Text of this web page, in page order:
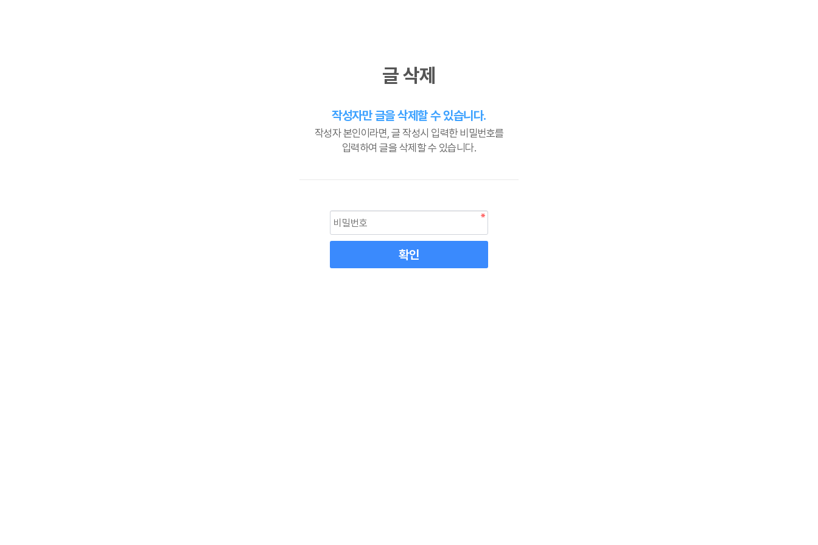
글 삭제
작성자만 글을 삭제할 수 있습니다.
작성자 본인이라면, 글 작성시 입력한 비밀번호를
입력하여 글을 삭제할 수 있습니다.